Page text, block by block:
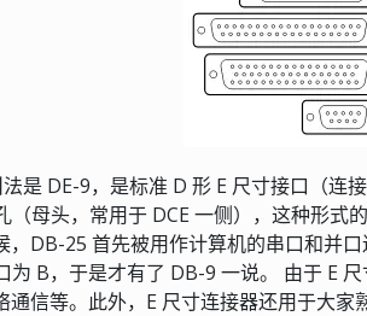
是 DE-9，是标准 D 形 E 尺寸接口（连
（母头，常用于 DCE 一侧），这种形式
，DB-25 首先被用作计算机的串口和并
为 B，于是才有了 DB-9 一说。 由于 E
通信等。此外，E 尺寸连接器还用于大家